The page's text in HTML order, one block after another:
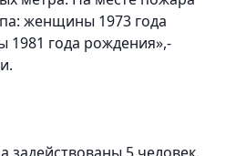
женщины 1973 года
года рождения»,-